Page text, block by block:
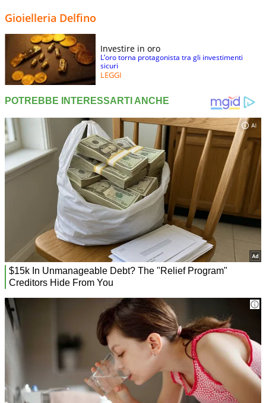
Gioielleria Delfino
Investire in oro
L’oro torna protagonista tra gli investimenti
sicuri
LEGGI